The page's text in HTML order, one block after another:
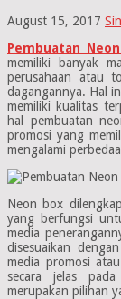
August 15, 2017
Pembuatan
memiliki banyak
perusahaan atau
dagangannya. Hal
memiliki kualitas
hal pembuatan
promosi yang
mengalami
Neon box
yang berfungsi
media
disesuaikan
media promosi
secara jelas
merupakan pilihan